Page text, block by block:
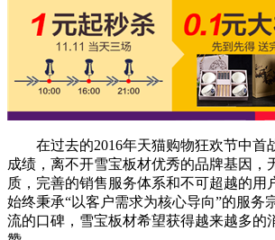
在过去的2016年天猫购物狂欢节中首
成绩，离不开雪宝板材优秀的品牌基因，
质，完善的销售服务体系和不可超越的用
始终秉承“以客户需求为核心导向”的服务
流的口碑，雪宝板材希望获得越来越多的